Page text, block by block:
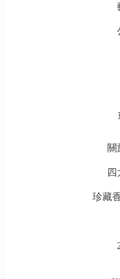
關
珍藏